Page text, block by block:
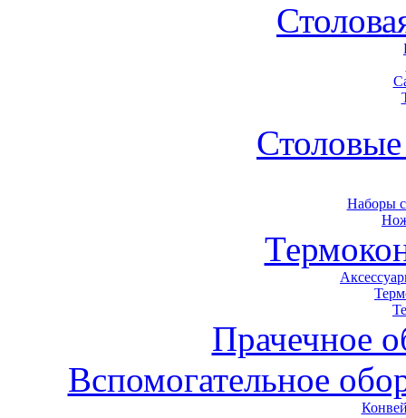
Наборы
Прачечное
Вспомогательное